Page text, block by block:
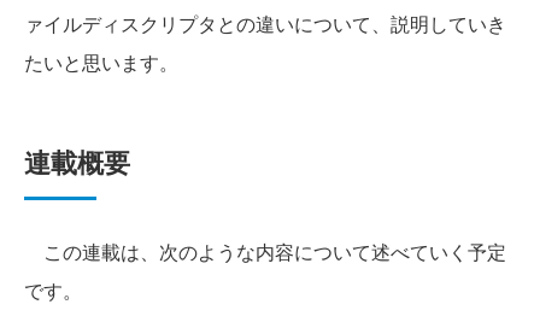
ァイルディスクリプタとの違いについて、説明していき
たいと思います。
連載概要
この連載は、次のような内容について述べていく予定
です。